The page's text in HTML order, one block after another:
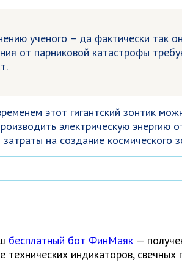
ученого – да фактически так
от парниковой катастрофы
этот гигантский зонтик
электрическую энергию
на создание космического
бесплатный бот ФинМаяк —
индикаторов, свечных